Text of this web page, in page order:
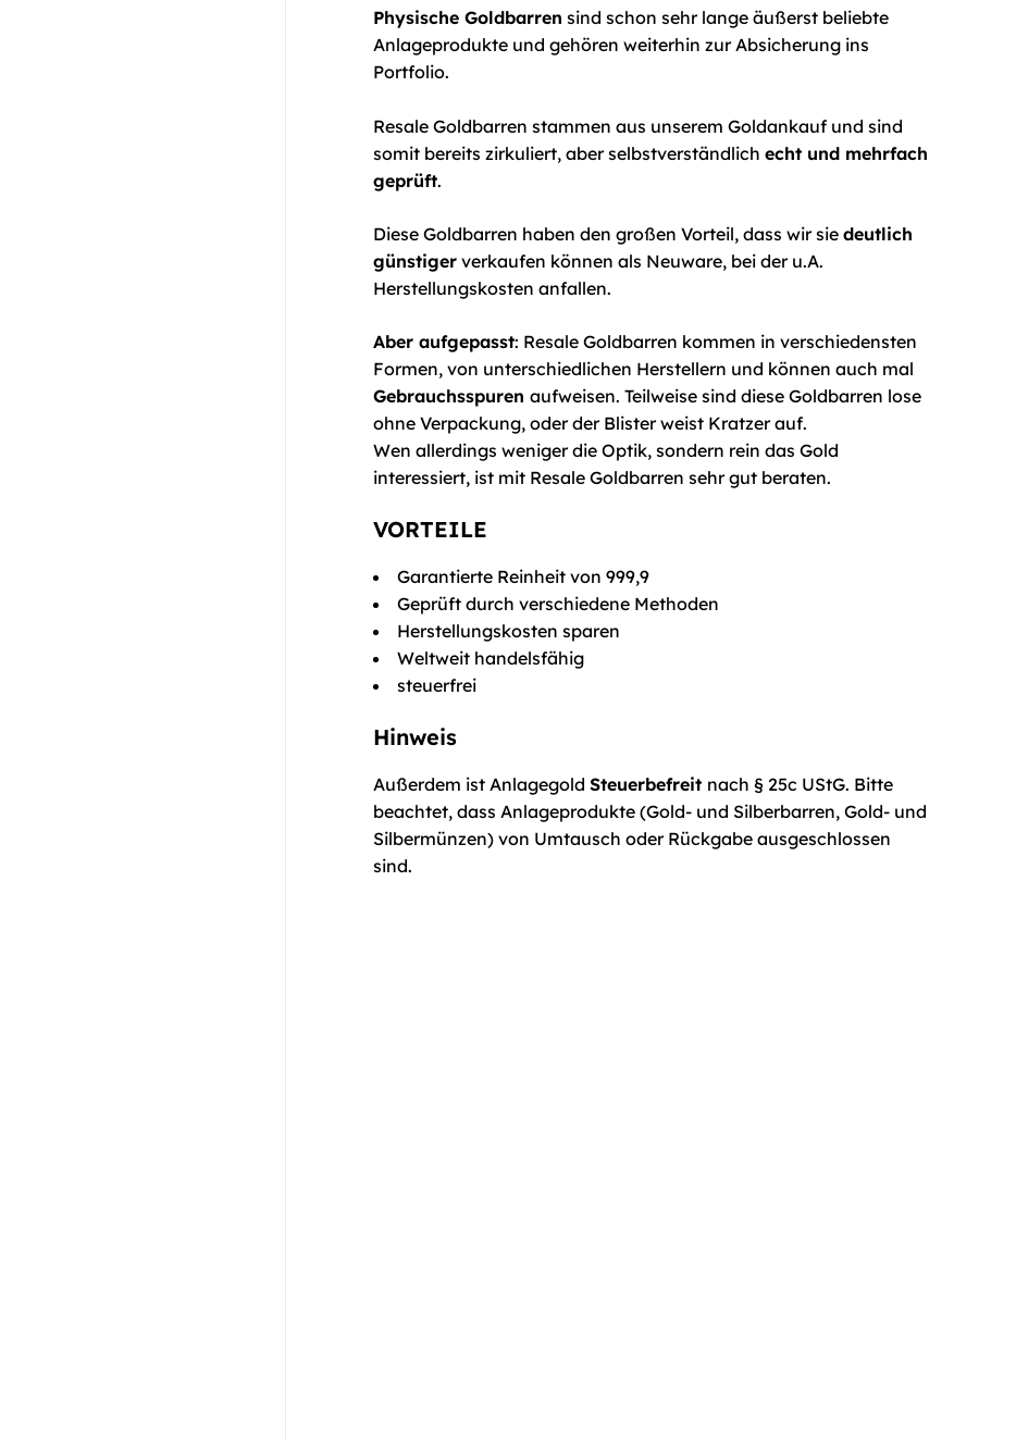
Physische Goldbarren sind schon sehr lange äußerst beliebte
Anlageprodukte und gehören weiterhin zur Absicherung ins
Portfolio.
Resale Goldbarren stammen aus unserem Goldankauf und sind
somit bereits zirkuliert, aber selbstverständlich echt und mehrfach
geprüft.
Diese Goldbarren haben den großen Vorteil, dass wir sie deutlich
günstigerverkaufen können als Neuware, bei der u.A.
Herstellungskosten anfallen.
Aber aufgepasst: Resale Goldbarren kommen in verschiedensten
Formen, von unterschiedlichen Herstellern und können auch mal
Gebrauchsspuren aufweisen. Teilweise sind diese Goldbarren lose
ohne Verpackung, oder der Blister weist Kratzer auf.
Wen allerdings weniger die Optik, sondern rein das Gold
interessiert, ist mit Resale Goldbarren sehr gut beraten.
VORTEILE
Garantierte Reinheit von 999,9
Geprüft durch verschiedene Methoden
Herstellungskosten sparen
Weltweit handelsfähig
steuerfrei
Hinweis
Außerdem ist Anlagegold Steuerbefreit nach § 25c UStG. Bitte
beachtet, dass Anlageprodukte (Gold- und Silberbarren, Gold- und
Silbermünzen) von Umtausch oder Rückgabe ausgeschlossen
sind.